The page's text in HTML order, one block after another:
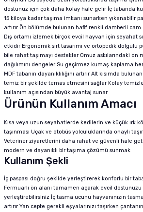
dostunuz için çok daha kolay hale gelir İç tabanda
15 kiloya kadar taşıma imkanı sunarken yıkanabilir
artırır Ön bölümde bulunan hafif renkli damberli cam
Dış ortamı izlemek birçok evcil hayvan için seyahat
etkidir Ergonomik sırt tasarımı ve ortopedik dolgulu
bile rahat taşımayı destekler Omuz askılarındaki
dağılımını dengeler Su geçirmez kumaş kaplama
MDF tabanın dayanıklılığını artırır Alt kısımda
temiz bir şekilde temas etmesini sağlar Kolay
kullanım açısından büyük avantaj sunar
Ürünün Kullanım Amacı
Kısa veya uzun seyahatlerde kedilerin ve küçük ırk
taşınması Uçak ve otobüs yolculuklarında onaylı
Veteriner ziyaretlerini daha rahat ve güvenli hale
modern ve dayanıklı bir taşıma çözümü sunmak
Kullanım Şekli
İç paspası doğru şekilde yerleştirerek konforlu bir
Fermuarlı ön alanı tamamen açarak evcil
yerleştirebilirsiniz İç tasma ucunu hayvanınızın
artırır Yan cepte gerekli eşyalarınızı taşırken